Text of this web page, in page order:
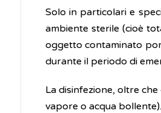
Solo in particolari e
ambiente sterile (cioè
oggetto contaminato
durante il periodo di
La disinfezione, oltre
vapore o acqua bollente).